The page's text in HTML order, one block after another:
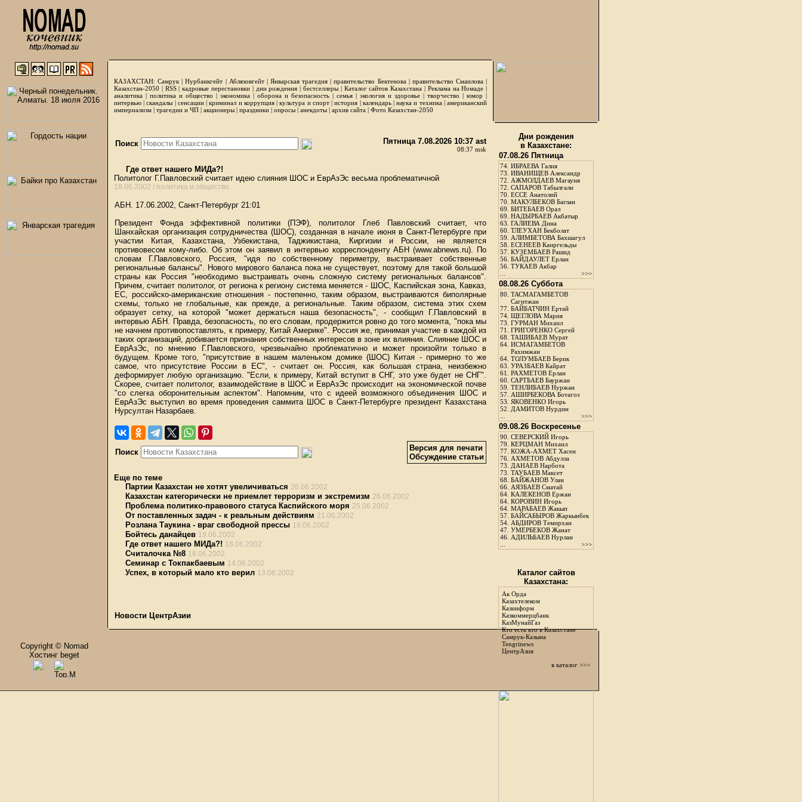
КАЗАХСТАН: Самрук |Нурбанкгейт | Аблязовгейт| Январская трагедия |правительство Бектенова| правительство Смаилова|
Казахстан-2050 | RSS|кадровые перестановки| дни рождения | бестселлеры| Каталог сайтов Казахстана | Реклама на Номаде |
аналитика | политика и общество | экономика | оборона и безопасность | семья | экология и здоровье | творчество | юмор |
интервью |скандалы | сенсации|криминал и коррупция|культура и спорт|история | календарь|наука и техника|американский
империализм | трагедии и ЧП | акционеры | праздники | опросы | анекдоты | архив сайта | Фото Казахстан-2050
Поиск Пятница 7.08.2026 10:37 ast
08:37 msk
Где ответ нашего МИДа?!
Политолог Г.Павловский считает идею слияния ШОС и ЕврАзЭс весьма проблематичной
18.06.2002 / политика и общество
АБН. 17.06.2002, Санкт-Петербург 21:01
Президент Фонда эффективной политики (ПЭФ), политолог Глеб Павловский считает, что
Шанхайская организация сотрудничества (ШОС), созданная в начале июня в Санкт-Петербурге при
участии Китая, Казахстана, Узбекистана, Таджикистана, Киргизии и России, не является
противовесом кому-либо. Об этом он заявил в интервью корреспонденту АБН (www.abnews.ru). По
словам Г.Павловского, Россия, "идя по собственному периметру, выстраивает собственные
региональные балансы". Нового мирового баланса пока не существует, поэтому для такой большой
страны как Россия "необходимо выстраивать очень сложную систему региональных балансов".
Причем, считает политолог, от региона к региону система меняется - ШОС, Каспийская зона, Кавказ,
ЕС, российско-американские отношения - постепенно, таким образом, выстраиваются биполярные
схемы, только не глобальные, как прежде, а региональные. Таким образом, система этих схем
образует сетку, на которой "может держаться наша безопасность", - сообщил Г.Павловский в
интервью АБН. Правда, безопасность, по его словам, продержится ровно до того момента, "пока мы
не начнем противопоставлять, к примеру, Китай Америке". Россия же, принимая участие в каждой из
таких организаций, добивается признания собственных интересов в зоне их влияния. Слияние ШОС и
ЕврАзЭс, по мнению Г.Павловского, чрезвычайно проблематично и может произойти только в
будущем. Кроме того, "присутствие в нашем маленьком домике (ШОС) Китая - примерно то же
самое, что присутствие России в ЕС", - считает он. Россия, как большая страна, неизбежно
деформирует любую организацию. "Если, к примеру, Китай вступит в СНГ, это уже будет не СНГ".
Скорее, считает политолог, взаимодействие в ШОС и ЕврАзЭс происходит на экономической почве
"со слегка оборонительным аспектом". Напомним, что с идеей возможного объединения ШОС и
ЕврАзЭс выступил во время проведения саммита ШОС в Санкт-Петербурге президент Казахстана
Нурсултан Назарбаев.
Поиск
Версия для печати
Обсуждение статьи
Еще по теме
Партии Казахстан не хотят увеличиваться 26.06.2002
Казахстан категорически не приемлет терроризм и экстремизм 26.06.2002
Проблема политико-правового статуса Каспийского моря 25.06.2002
От поставленных задач - к реальным действиям 21.06.2002
Розлана Таукина - враг свободной прессы 19.06.2002
Бойтесь данайцев 19.06.2002
Где ответ нашего МИДа?! 18.06.2002
Считалочка №8 18.06.2002
Семинар с Токпакбаевым 14.06.2002
Успех, в который мало кто верил 13.06.2002
Новости ЦентрАзии
Дни рождения
в Казахстане:
07.08.26 Пятница
74. ИБРАЕВА Галия
73. ИВАНИЩЕВ Александр
72. АЖМОЛДАЕВ Магауия
72. САПАРОВ Табылгали
70. ЕССЕ Анатолий
70. МАКУЛБЕКОВ Баглан
69. БИТЕБАЕВ Орал
69. НАДЫРБАЕВ Акбатыр
63. ГАЛИЕВА Дина
60. ТЛЕУХАН Бекболат
59. АЛИМБЕТОВА Бахшагул
58. ЕСЕНЕЕВ Каиргельды
57. КУЗЕМБАЕВ Рашид
56. БАЙДАУЛЕТ Ерлан
56. ТУКАЕВ Акбар
>>>
08.08.26 Суббота
80. ТАСМАГАМБЕТОВ
Сагитжан
77. БАЙБАТЧИН Ертай
74. ЩЕГЛОВА Мария
73. ГУРМАН Михаил
71. ГРИГОРЕНКО Сергей
68. ТАШИБАЕВ Мурат
64. ИСМАГАМБЕТОВ
Рахимжан
64. ТОЛУМБАЕВ Берик
63. УРАЗБАЕВ Кайрат
61. РАХМЕТОВ Ерлан
60. САРТБАЕВ Бауржан
59. ТЕНЛИБАЕВ Нуржан
57. АШИРБЕКОВА Ботагоз
53. ЯКОВЕНКО Игорь
52. ДАМИТОВ Нурдин
>>>
09.08.26 Воскресенье
90. СЕВЕРСКИЙ Игорь
79. КЕРЦМАН Михаил
77. КОЖА-АХМЕТ Хасен
76. АХМЕТОВ Абдулла
73. ДАНАЕВ Нарбота
73. ТАУБАЕВ Максет
68. БАЙЖАНОВ Улан
66. АЯЗБАЕВ Сматай
64. КАЛЕКЕНОВ Ержан
64. КОРОВИН Игорь
64. МАРАБАЕВ Жакып
57. БАЙСАБЫРОВ Жаркынбек
54. АБДИРОВ Темирхан
47. УМЕРБЕКОВ Жанат
46. АДИЛЬБАЕВ Нурлан
>>>
Каталог сайтов
Казахстана:
Ак Орда
Казахтелеком
Казинформ
Казкоммерцбанк
КазМунайГаз
Кто есть кто в Казахстане
Самрук-Казына
Tengrinews
ЦентрАзия
в каталог >>>
Copyright © Nomad
Хостинг beget